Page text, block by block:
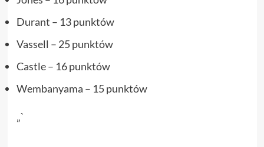
Durant – 13 punktów
Vassell – 25 punktów
Castle – 16 punktów
Wembanyama – 15 punktów
„`